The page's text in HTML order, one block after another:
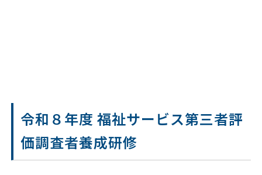
令和８年度 福祉サービス第三者評
価調査者養成研修